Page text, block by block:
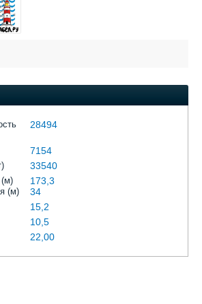
28494
7154
33540
(м) 173,3
(м) 34
15,2
10,5
22,00